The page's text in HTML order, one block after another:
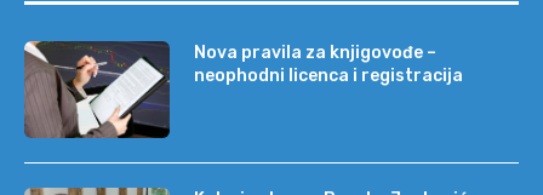
Nova pravila za knjigovođe –
neophodni licenca i registracija